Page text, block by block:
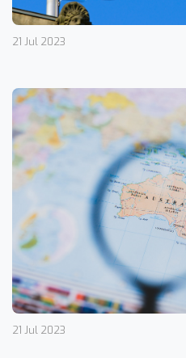
21 Jul 2023
21 Jul 2023